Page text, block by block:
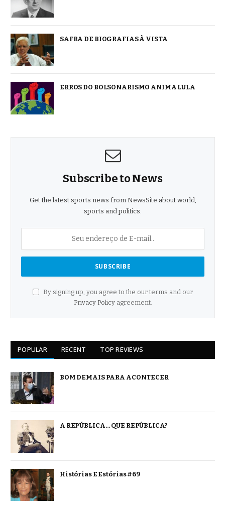
SAFRA DE BIOGRAFIAS À VISTA
ERROS DO BOLSONARISMO ANIMA LULA
Subscribe to News
Get the latest sports news from NewsSite about world,
sports and politics.
By signing up, you agree to the our terms and our
Privacy Policyagreement.
POPULAR RECENT TOP REVIEWS
BOM DEMAIS PARA ACONTECER
A REPÚBLICA… QUE REPÚBLICA?
Histórias E Estórias #69